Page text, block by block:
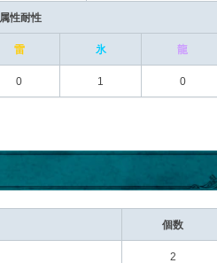
属性耐性
雷 氷 龍
0 1 0
個数
2